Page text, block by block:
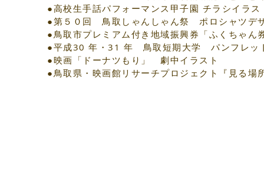
●高校生手話パフォーマンス甲子園 チラシイラス
●第５０回 鳥取しゃんしゃん祭 ポロシャツデ
●鳥取市プレミアム付き地域振興券「ふくちゃん
●平成30 年・31 年 鳥取短期大学 パンフレッ
●映画「ドーナツもり」 劇中イラスト
​●鳥取県・映画館リサーチプロジェクト『見る場